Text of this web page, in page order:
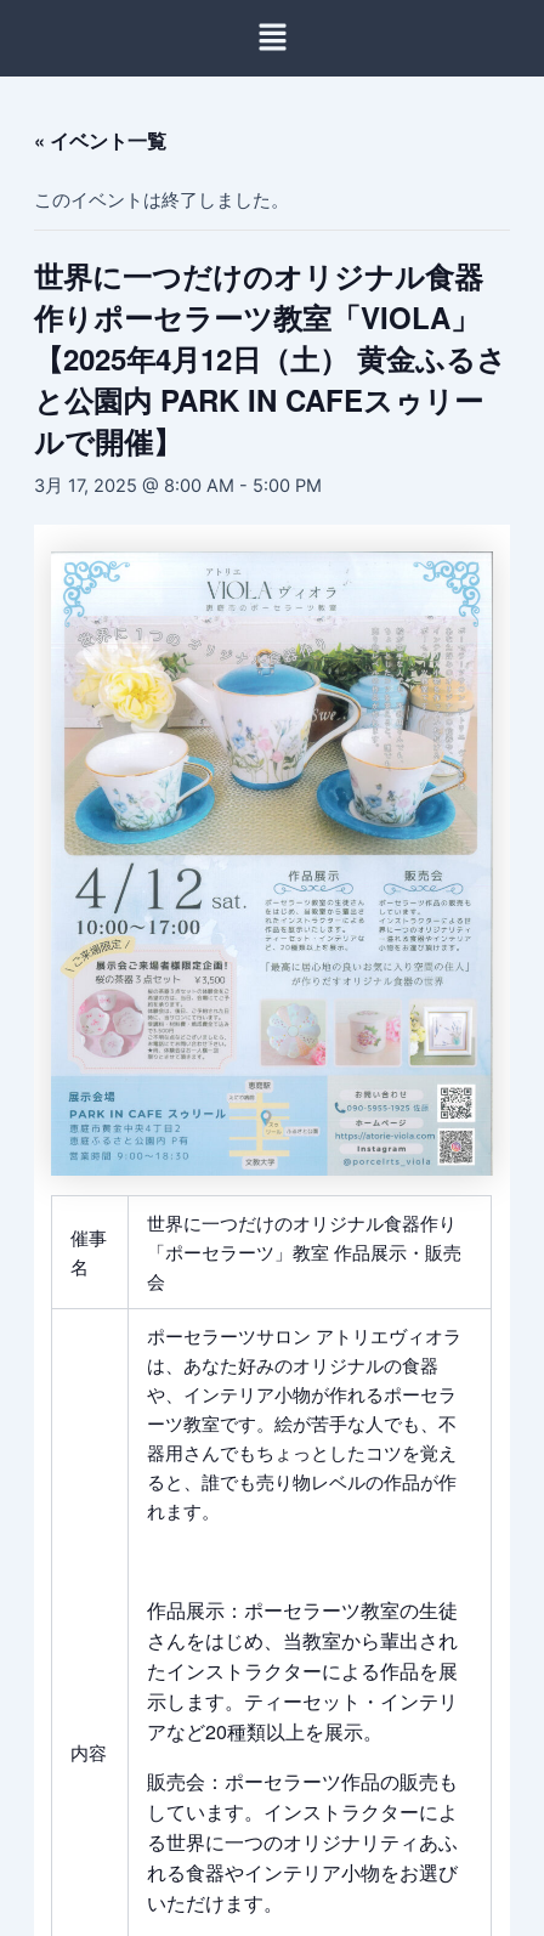
を
« イベント一覧
このイベントは終了しました。
世界に一つだけのオリジナル食器
作りポーセラーツ教室「VIOLA」
【2025年4月12日（土） 黄金ふるさ
と公園内 PARK IN CAFEスゥリー
ルで開催】
3月 17, 2025 @ 8:00 AM - 5:00 PM
催事
名
世界に一つだけのオリジナル食器作り
「ポーセラーツ」教室 作品展示・販売
会
内容
ポーセラーツサロン アトリエヴィオラ
は、あなた好みのオリジナルの食器
や、インテリア小物が作れるポーセラ
ーツ教室です。絵が苦手な人でも、不
器用さんでもちょっとしたコツを覚え
ると、誰でも売り物レベルの作品が作
れます。
作品展示：ポーセラーツ教室の生徒
さんをはじめ、当教室から輩出され
たインストラクターによる作品を展
示します。ティーセット・インテリ
アなど20種類以上を展示。
販売会：ポーセラーツ作品の販売も
しています。インストラクターによ
る世界に一つのオリジナリティあふ
れる食器やインテリア小物をお選び
いただけます。